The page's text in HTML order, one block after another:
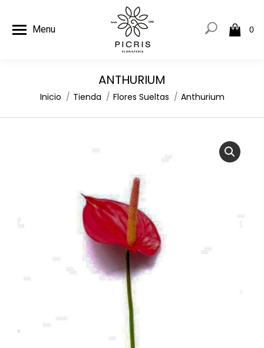
Menu 0
ANTHURIUM
Estás aquí:
Inicio Tienda Flores Sueltas Anthurium